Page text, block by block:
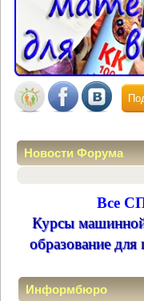
Новости Форума
Все
Курсы
образование для
Информбюро